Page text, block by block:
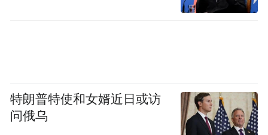
特朗普特使和女婿近日或访
问俄乌